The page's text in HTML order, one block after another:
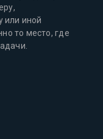
или иной
то место, где